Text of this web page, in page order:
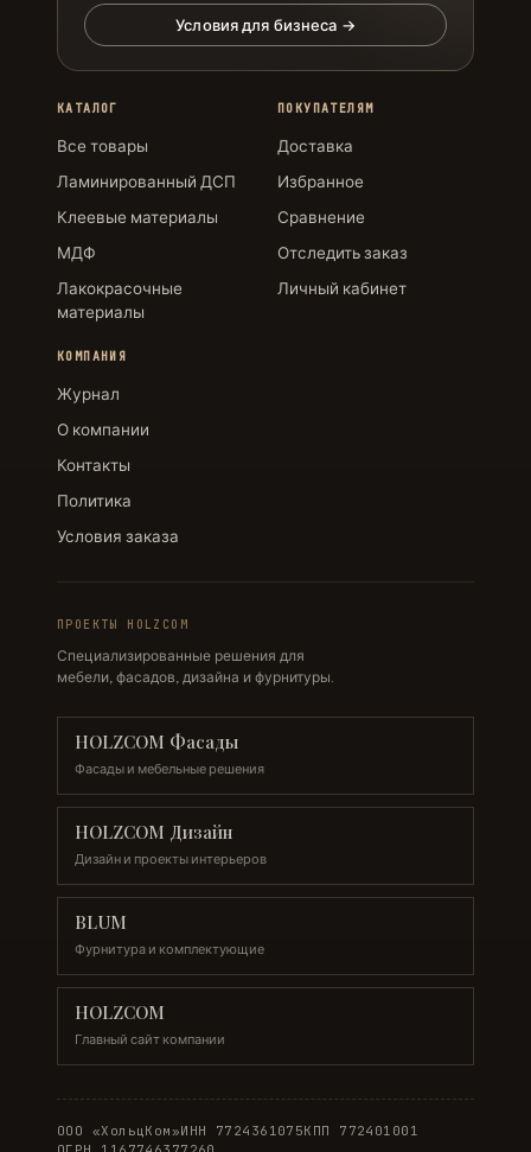
Условия для бизнеса →
КАТАЛОГ
Все товары
Ламинированный ДСП
Клеевые материалы
МДФ
Лакокрасочные
материалы
ПОКУПАТЕЛЯМ
Доставка
Избранное
Сравнение
Отследить заказ
Личный кабинет
КОМПАНИЯ
Журнал
О компании
Контакты
Политика
Условия заказа
ПРОЕКТЫ HOLZCOM
Специализированные решения для
мебели, фасадов, дизайна и фурнитуры.
HOLZCOM Фасады
Фасады и мебельные решения
HOLZCOM Дизайн
Дизайн и проекты интерьеров
BLUM
Фурнитура и комплектующие
HOLZCOM
Главный сайт компании
ООО «ХольцКом»ИНН 7724361075КПП 772401001